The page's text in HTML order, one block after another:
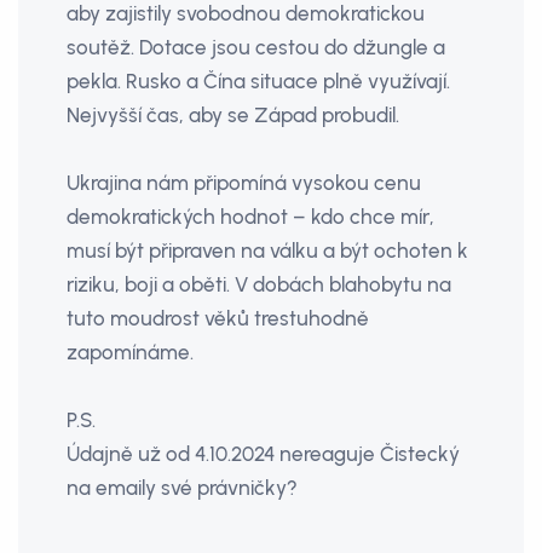
aby zajistily svobodnou demokratickou
soutěž. Dotace jsou cestou do džungle a
pekla. Rusko a Čína situace plně využívají.
Nejvyšší čas, aby se Západ probudil.
Ukrajina nám připomíná vysokou cenu
demokratických hodnot – kdo chce mír,
musí být připraven na válku a být ochoten k
riziku, boji a oběti. V dobách blahobytu na
tuto moudrost věků trestuhodně
zapomínáme.
P.S.
Údajně už od 4.10.2024 nereaguje Čistecký
na emaily své právničky?